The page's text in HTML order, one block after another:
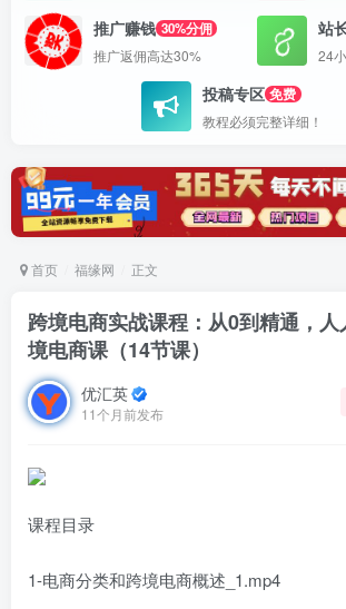
推广赚钱 30%分佣
推广返佣高达30%
站
24
投稿专区 免费
教程必须完整详细！
首页 福缘网 正文
跨境电商实战课程：从0到精通，
境电商课（14节课）
优汇英
11个月前发布
课程目录
1-电商分类和跨境电商概述_1.mp4